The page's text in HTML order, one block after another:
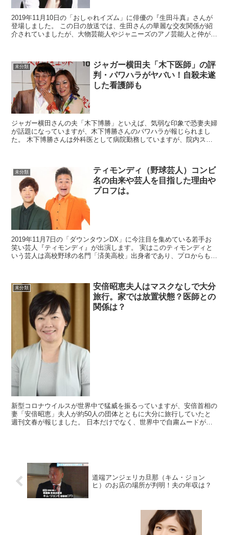
2019年11月10日の「おしゃれイズム」に俳優の『生田斗真』さんが
登場しました。 この日の放送では、生田さんの華麗な交友関係が紹
介されていましたが、大物芸能人やジャニーズのアノ芸能人と仲が良
未分類
ジャガー横田夫「木下医師」の評
判・パワハラがヤバい！自殺未遂
した看護師も
ジャガー横田さんの夫「木下博勝」といえば、気弱な印象で恐妻夫婦
が話題になっていますが、木下博勝さんのパワハラが報じられまし
た。 木下博勝さんは外科医として病院勤務していますが、院内スタ
未分類
ティモンディ（野球芸人）コンビ
名の由来や芸人を目指した理由や
プロフは。
2019年11月7日の「ダウンタウンDX」に今注目を集めている若手お
笑い芸人『ティモンディ』が出演します。 実はこのティモンディと
いう芸人は高校野球の名門「済美高校」出身者であり、プロからもス
未分類
安倍昭恵夫人はマスクなしで大分
旅行。家では放置状態？医師との
関係は？
新型コロナウイルスが世界中で猛威を振るっていますが、安倍首相の
妻「安倍昭恵」夫人が約50人の団体とともに大分に旅行していたと
週刊文春が報じました。 日本だけでなく、世界中で自粛ムードが続
道端アンジェリカ旦那（キム・ジョン
ヒ）のお店の場所が判明！夫の年収は？